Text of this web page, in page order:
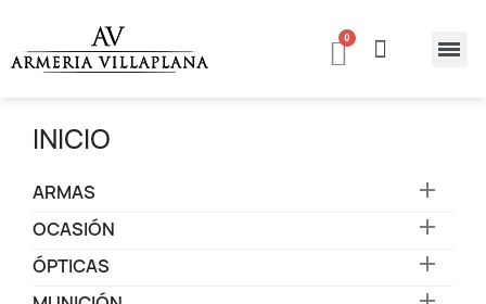
INICIO
ARMAS 
OCASIÓN 
ÓPTICAS 